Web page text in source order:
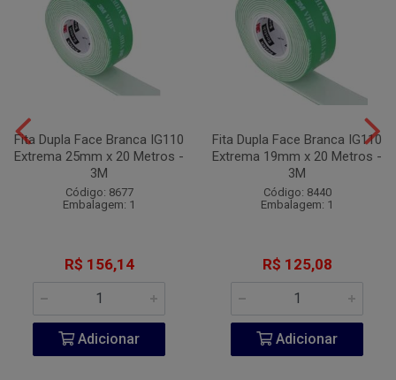
Fita Dupla Face Branca IG110
Extrema 25mm x 20 Metros -
3M
Código: 8677
Embalagem: 1
R$ 156,14
Adicionar
Fita Dupla Face Branca IG110
Extrema 19mm x 20 Metros -
3M
Código: 8440
Embalagem: 1
R$ 125,08
Adicionar